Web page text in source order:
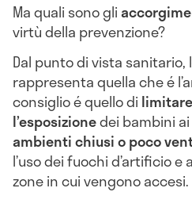
Ma quali sono gli
virtù della prevenzione?
Dal punto di vista sanitario,
rappresenta quella che é
consiglio é quello di
l’esposizionedei bambini
ambienti chiusi o poco
l’uso dei fuochi d’artificio
zone in cui vengono accesi.